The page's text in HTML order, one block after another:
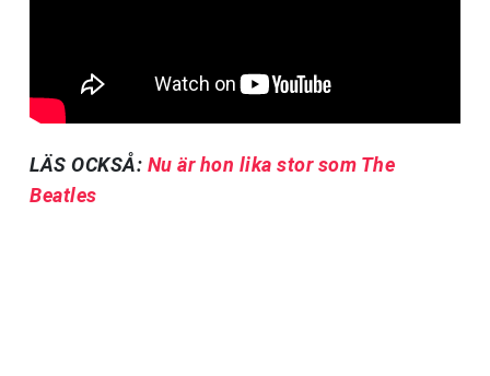
LÄS OCKSÅ: Nu är hon lika stor som The
Beatles